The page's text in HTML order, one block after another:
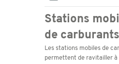
l/min,
silencieux, buse
automatique et
charnière (1)
numérique(1)
Stations
de carburants
Les stations mobiles de
permettent de ravitailler